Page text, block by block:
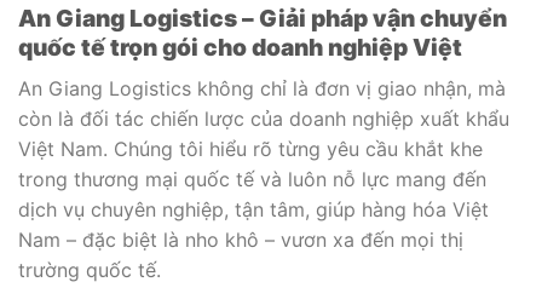
An Giang Logistics – Giải pháp vận chuyển
quốc tế trọn gói cho doanh nghiệp Việt
An Giang Logistics không chỉ là đơn vị giao nhận, mà
còn là đối tác chiến lược của doanh nghiệp xuất khẩu
Việt Nam. Chúng tôi hiểu rõ từng yêu cầu khắt khe
trong thương mại quốc tế và luôn nỗ lực mang đến
dịch vụ chuyên nghiệp, tận tâm, giúp hàng hóa Việt
Nam – đặc biệt là nho khô – vươn xa đến mọi thị
trường quốc tế.